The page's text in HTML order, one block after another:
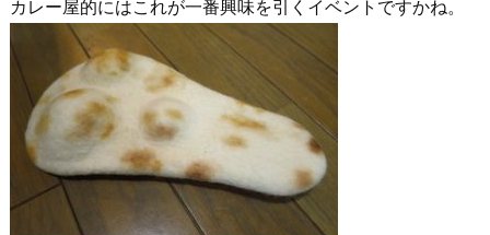
カレー屋的にはこれが一番興味を引くイベントですかね。